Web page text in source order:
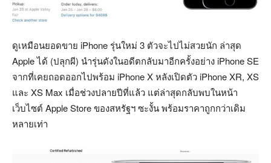
ดูเหมือนยอดขาย iPhone รุ่นใหม่ 3 ตัวจะไปไม่สวยนัก ล่าสุด
Apple ได้ (ปลุกผี) นำรุ่นดังในอดีตกลับมาอีกครั้งอย่าง iPhone SE
จากที่เคยถอดออกไปพร้อม iPhone X หลังเปิดตัว iPhone XR, XS
และ XS Max เมื่อช่วงปลายปีที่แล้ว แต่ล่าสุดกลับพบในหน้า
เว็บไซต์ Apple Store ของสหรัฐฯ ซะงั้น พร้อมราคาถูกกว่าเดิม
หลายเท่า